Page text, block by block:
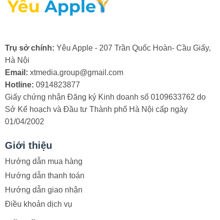
iPhone 7 Plus là có thể hoạt động bình thường, còn
ngược lại, nếu mọi thứ trên màn hình đều không hoạt
Thay kính cảm ứng có ảnh hưởng đến
màn hình không?
Việc ép thay kính iPhone hoàn toàn không ảnh hưởng
hình iPhone được cấu tạo bởi 3 lớp riêng biệt nên khi
mặt kính của thiết bị bị vỡ nhưng cảm ứng vẫn hoạt
động thì bạn chỉ cần ép thay lại mặt kính mới cho máy.
Bạn không cần lo lắng về chất lượng, màn hình iPhone
sau khi thay kính mới vẫn hoạt động và sử dụng bình
thường.
Trụ sở chính: Yêu Apple - 207 Trần Quốc Hoàn- Cầu Giấy,
Hà Nội
Email: xtmedia.group@gmail.com
Hotline: 0914823877
Giấy chứng nhận Đăng ký Kinh doanh số 0109633762 do
Sở Kế hoạch và Đầu tư Thành phố Hà Nội cấp ngày
01/04/2002
Giới thiệu
Hướng dẫn mua hàng
Hướng dẫn thanh toán
Hướng dẫn giao nhận
Điều khoản dịch vụ